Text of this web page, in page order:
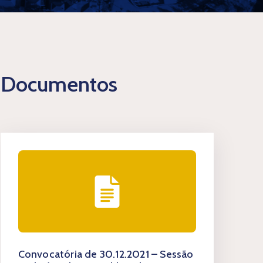
Documentos
Convocatória de 30.12.2021 – Sessão